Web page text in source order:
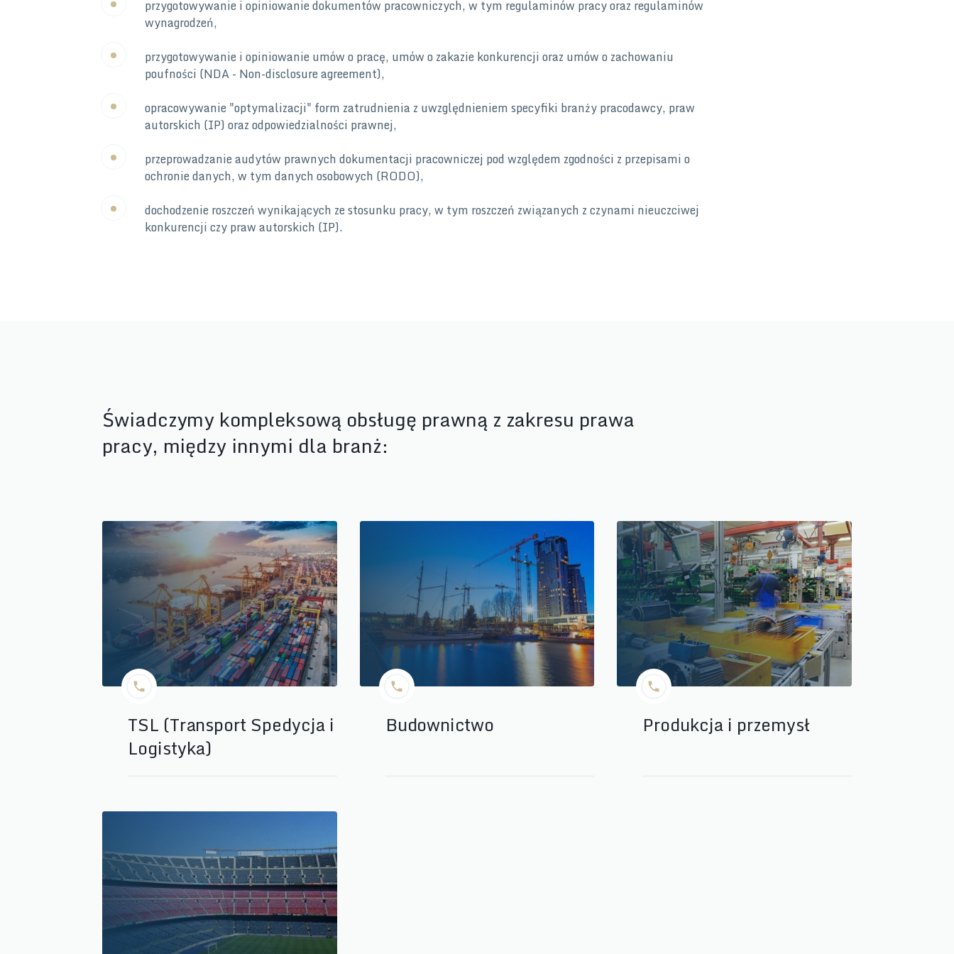
przygotowywanie i opiniowanie dokumentów pracowniczych, w tym regulaminów pracy oraz regulaminów
wynagrodzeń,
przygotowywanie i opiniowanie umów o pracę, umów o zakazie konkurencji oraz umów o zachowaniu
poufności (NDA - Non-disclosure agreement),
opracowywanie "optymalizacji" form zatrudnienia z uwzględnieniem specyfiki branży pracodawcy, praw
autorskich (IP) oraz odpowiedzialności prawnej,
przeprowadzanie audytów prawnych dokumentacji pracowniczej pod względem zgodności z przepisami o
ochronie danych, w tym danych osobowych (RODO),
dochodzenie roszczeń wynikających ze stosunku pracy, w tym roszczeń związanych z czynami nieuczciwej
konkurencji czy praw autorskich (IP).
Świadczymy kompleksową obsługę prawną z zakresu prawa
pracy, między innymi dla branż:
TSL (Transport Spedycja i
Logistyka)
Budownictwo Produkcja i przemysł